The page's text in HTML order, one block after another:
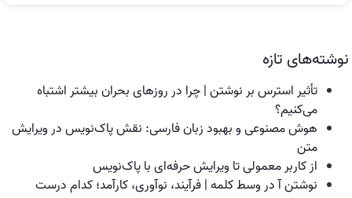
نوشته‌های تازه
تأثیر استرس بر نوشتن | چرا در روزهای بحران بیشتر اشتباه
می‌کنیم؟
هوش مصنوعی و بهبود زبان فارسی: نقش پاک‌نویس در ویرایش
متن
از کاربر معمولی تا ویرایش حرفه‌ای با پاک‌نویس
نوشتن آ در وسط کلمه | فرآیند، نوآوری، کارآمد؛ کدام درست